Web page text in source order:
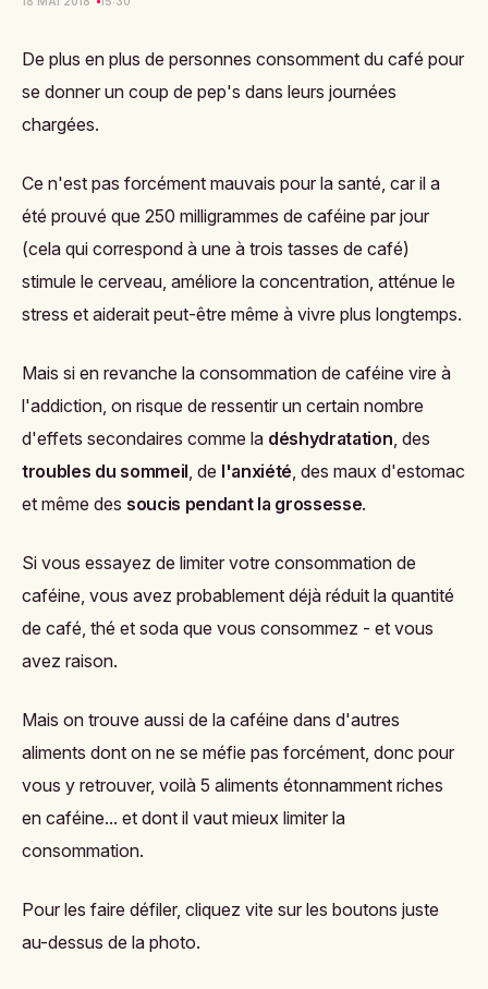
De plus en plus de personnes consomment du café pour
se donner un coup de pep's dans leurs journées
chargées.
Ce n'est pas forcément mauvais pour la santé, car il a
été prouvé que 250 milligrammes de caféine par jour
(cela qui correspond à une à trois tasses de café)
stimule le cerveau, améliore la concentration, atténue le
stress et aiderait peut-être même à vivre plus longtemps.
Mais si en revanche la consommation de caféine vire à
l'addiction, on risque de ressentir un certain nombre
d'effets secondaires comme la déshydratation, des
troubles du sommeil, de l'anxiété, des maux d'estomac
et même des soucis pendant la grossesse.
Si vous essayez de limiter votre consommation de
caféine, vous avez probablement déjà réduit la quantité
de café, thé et soda que vous consommez - et vous
avez raison.
Mais on trouve aussi de la caféine dans d'autres
aliments dont on ne se méfie pas forcément, donc pour
vous y retrouver, voilà 5 aliments étonnamment riches
en caféine... et dont il vaut mieux limiter la
consommation.
Pour les faire défiler, cliquez vite sur les boutons juste
au-dessus de la photo.